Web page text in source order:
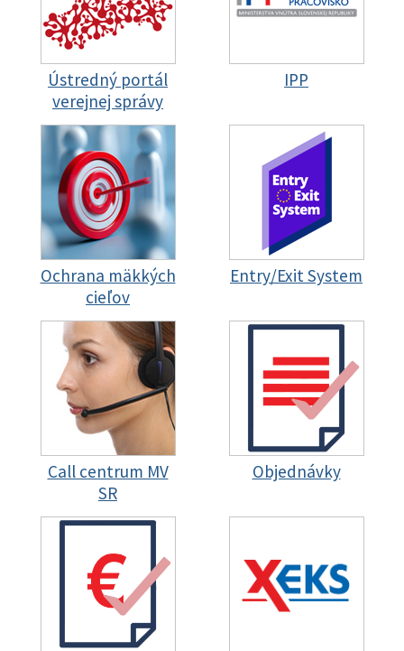
Ústredný portál
verejnej správy
IPP
Ochrana mäkkých
cieľov
Entry/Exit System
Call centrum MV
SR
Objednávky